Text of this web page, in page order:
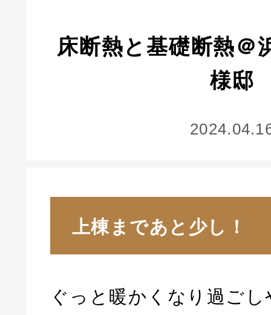
床断熱と基礎断熱＠
様邸
上棟まであと少し！
ぐっと暖かくなり過ご